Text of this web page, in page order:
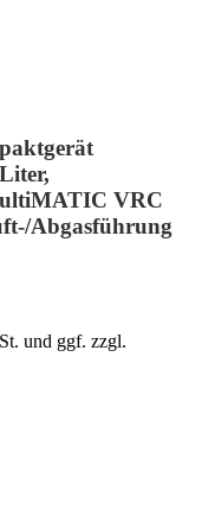
VRC
Abgasführung
und ggf. zzgl.